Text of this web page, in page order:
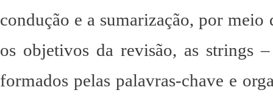
condução e a sumarização, por meio
os objetivos da revisão, as strings
formados pelas palavras-chave e